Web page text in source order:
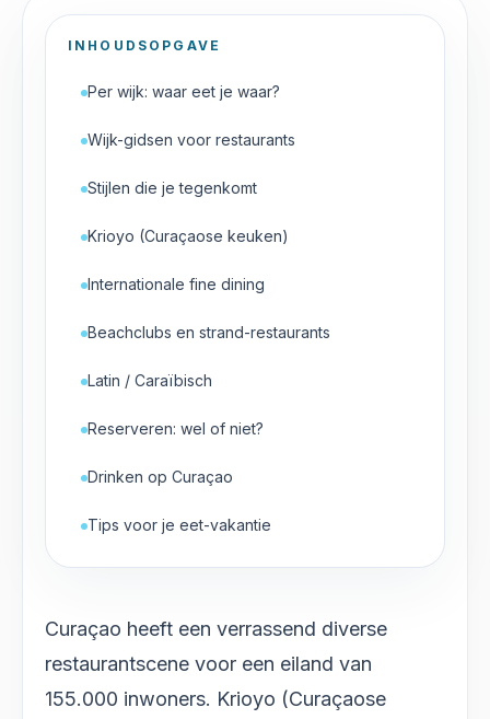
INHOUDSOPGAVE
Per wijk: waar eet je waar?
Wijk-gidsen voor restaurants
Stijlen die je tegenkomt
Krioyo (Curaçaose keuken)
Internationale fine dining
Beachclubs en strand-restaurants
Latin / Caraïbisch
Reserveren: wel of niet?
Drinken op Curaçao
Tips voor je eet-vakantie
Curaçao heeft een verrassend diverse
restaurantscene voor een eiland van
155.000 inwoners. Krioyo (Curaçaose